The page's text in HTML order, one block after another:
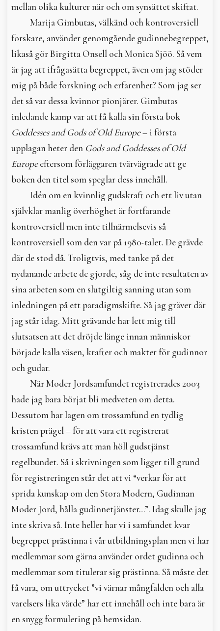
mellan olika kulturer när och om synsättet skiftat.
Marija Gimbutas, välkänd och kontroversiell
forskare, använder genomgående gudinnebegreppet,
likaså gör Birgitta Onsell och Monica Sjöö. Så vem
är jag att ifrågasätta begreppet, även om jag stöder
mig på både forskning och erfarenhet? Som jag ser
det så var dessa kvinnor pionjärer. Gimbutas
inledande kamp var att få kalla sin första bok
Goddesses and Gods of Old Europe– i första
upplagan heter den Gods and Goddesses of Old
Europeeftersom förläggaren tvärvägrade att ge
boken den titel som speglar dess innehåll.
Idén om en kvinnlig gudskraft och ett liv utan
självklar manlig överhöghet är fortfarande
kontroversiell men inte tillnärmelsevis så
kontroversiell som den var på 1980-talet. De grävde
där de stod då. Troligtvis, med tanke på det
nydanande arbete de gjorde, såg de inte resultaten av
sina arbeten som en slutgiltig sanning utan som
inledningen på ett paradigmskifte. Så jag gräver där
jag står idag. Mitt grävande har lett mig till
slutsatsen att det dröjde länge innan människor
började kalla väsen, krafter och makter för gudinnor
och gudar.
När Moder Jordsamfundet registrerades 2003
hade jag bara börjat bli medveten om detta.
Dessutom har lagen om trossamfund en tydlig
kristen prägel – för att vara ett registrerat
trossamfund krävs att man höll gudstjänst
regelbundet. Så i skrivningen som ligger till grund
för registreringen står det att vi “verkar för att
sprida kunskap om den Stora Modern, Gudinnan
Moder Jord, hålla gudinnetjänster…”. Idag skulle jag
inte skriva så. Inte heller har vi i samfundet kvar
begreppet prästinna i vår utbildningsplan men vi har
medlemmar som gärna använder ordet gudinna och
medlemmar som titulerar sig prästinna. Så måste det
få vara, om uttrycket ”vi värnar mångfalden och alla
varelsers lika värde” har ett innehåll och inte bara är
en snygg formulering på hemsidan.